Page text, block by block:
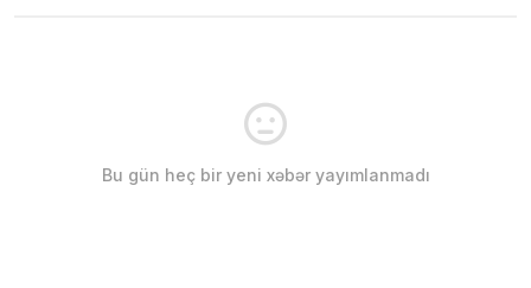
Bu gün heç bir yeni xəbər yayımlanmadı